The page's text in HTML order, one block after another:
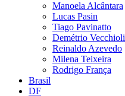
Manoela Alcântara
Lucas Pasin
Tiago Pavinatto
Demétrio Vecchioli
Reinaldo Azevedo
Milena Teixeira
Rodrigo França
Brasil
DF